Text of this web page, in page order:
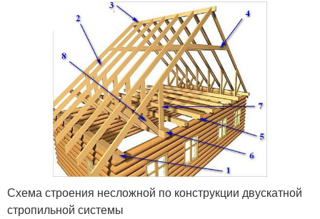
Схема строения несложной по конструкции двускатной
стропильной системы